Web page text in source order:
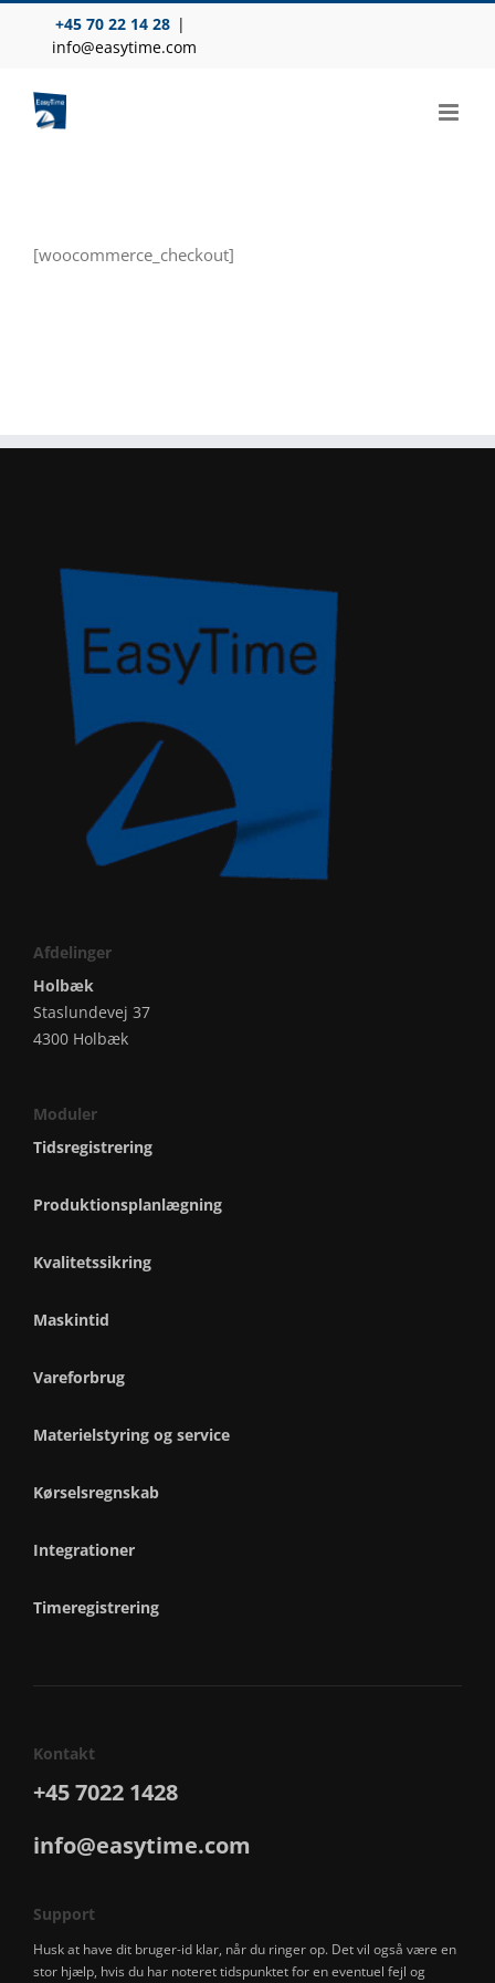
+45 70 22 14 28 |
info@easytime.com
[woocommerce_checkout]
Afdelinger
Holbæk
Staslundevej 37
4300 Holbæk
Moduler
Tidsregistrering
Produktionsplanlægning
Kvalitetssikring
Maskintid
Vareforbrug
Materielstyring og service
Kørselsregnskab
Integrationer
Timeregistrering
Kontakt
+45 7022 1428
info@easytime.com
Support
Husk at have dit bruger-id klar, når du ringer op. Det vil også være en
stor hjælp, hvis du har noteret tidspunktet for en eventuel fejl og